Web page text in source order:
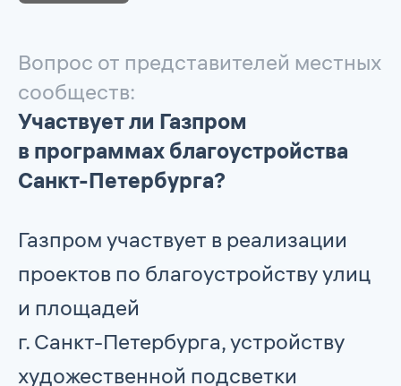
Вопрос от представителей местных
сообществ:
Участвует ли Газпром
в программах благоустройства
Санкт-Петербурга?
Газпром участвует в реализации
проектов по благоустройству улиц
и площадей
г. Санкт-Петербурга, устройству
художественной подсветки